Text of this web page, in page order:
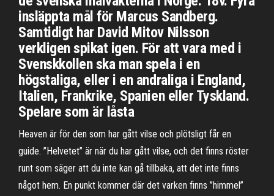
insläppta mål för Marcus Sandberg.
Samtidigt har David Mitov Nilsson
verkligen spikat igen. För att vara med i
Svenskkollen ska man spela i en
högstaliga, eller i en andraliga i England,
Italien, Frankrike, Spanien eller Tyskland.
Spelare som är låsta
Heaven är för den som har gått vilse och plötsligt får en
guide. ”Helvetet” är när du har gått vilse, och det finns röster
runt som säger att du inte kan gå tillbaka, att det inte finns
något hem. En punkt kommer där det varken finns ”himmel”